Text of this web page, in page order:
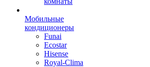
Мобильные
кондиционеры
Funai
Ecostar
Hisense
Royal-Clima